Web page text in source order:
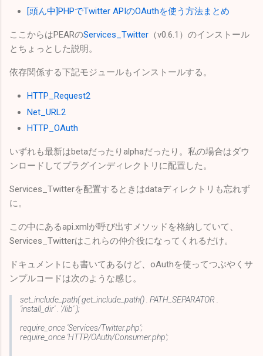
[頭ん中]PHPでTwitter APIのOAuthを使う方法まとめ
ここからはPEARのServices_Twitter （v0.6.1）のインストール
とちょっとした説明。
依存関係する下記モジュールもインストールする。
HTTP_Request2
Net_URL2
HTTP_OAuth
いずれも最新はbetaだったりalphaだったり。私の場合はダウ
ンロードしてプラグインディレクトリに配置した。
Services_Twitterを配置するときはdataディレクトリも忘れず
に。
この中にあるapi.xmlが呼び出すメソッドを格納していて、
Services_Twitterはこれらの仲介役になってくれるだけ。
ドキュメントにも書いてあるけど、oAuthを使ってつぶやくサ
ンプルコードは次のような感じ。
set_include_path( get_include_path() . PATH_SEPARATOR .
'install_dir' . '/lib' );
require_once 'Services/Twitter.php';
require_once 'HTTP/OAuth/Consumer.php';